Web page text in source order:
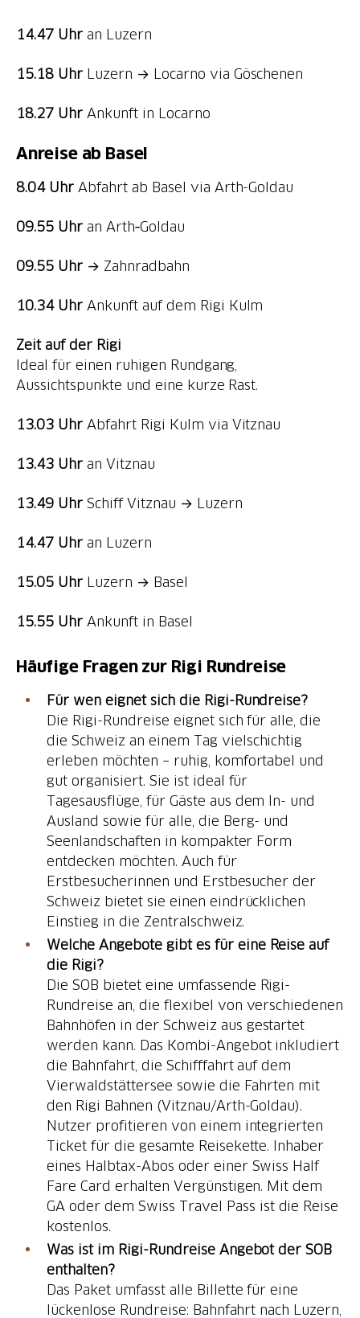
14.47 Uhran Luzern
15.18 UhrLuzern → Locarno via Göschenen
18.27 Uhr Ankunft in Locarno
Anreise ab Basel
8.04 Uhr Abfahrt ab Basel via Arth-Goldau
09.55 Uhran Arth‑Goldau
09.55 Uhr→ Zahnradbahn
10.34 Uhr Ankunft auf dem Rigi Kulm
Zeit auf der Rigi
Ideal für einen ruhigen Rundgang,
Aussichtspunkte und eine kurze Rast.
13.03 Uhr Abfahrt Rigi Kulm via Vitznau
13.43 Uhran Vitznau
13.49 UhrSchiff Vitznau → Luzern
14.47 Uhran Luzern
15.05 UhrLuzern → Basel
15.55 Uhr Ankunft in Basel
Häufige Fragen zur Rigi Rundreise
Für wen eignet sich die Rigi-Rundreise?
Die Rigi-Rundreise eignet sich für alle, die
die Schweiz an einem Tag vielschichtig
erleben möchten – ruhig, komfortabel und
gut organisiert. Sie ist ideal für
Tagesausflüge, für Gäste aus dem In- und
Ausland sowie für alle, die Berg- und
Seenlandschaften in kompakter Form
entdecken möchten. Auch für
Erstbesucherinnen und Erstbesucher der
Schweiz bietet sie einen eindrücklichen
Einstieg in die Zentralschweiz.
Welche Angebote gibt es für eine Reise auf
die Rigi?
Die SOB bietet eine umfassende Rigi-
Rundreise an, die flexibel von verschiedenen
Bahnhöfen in der Schweiz aus gestartet
werden kann. Das Kombi-Angebot inkludiert
die Bahnfahrt, die Schifffahrt auf dem
Vierwaldstättersee sowie die Fahrten mit
den Rigi Bahnen (Vitznau/Arth-Goldau).
Nutzer profitieren von einem integrierten
Ticket für die gesamte Reisekette. Inhaber
eines Halbtax-Abos oder einer Swiss Half
Fare Card erhalten Vergünstigen. Mit dem
GA oder dem Swiss Travel Pass ist die Reise
kostenlos.
Was ist im Rigi-Rundreise Angebot der SOB
enthalten?
Das Paket umfasst alle Billette für eine
lückenlose Rundreise: Bahnfahrt nach Luzern,